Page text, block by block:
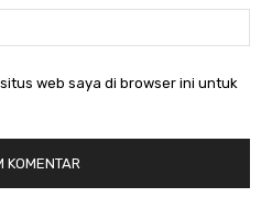
web saya di browser ini untuk